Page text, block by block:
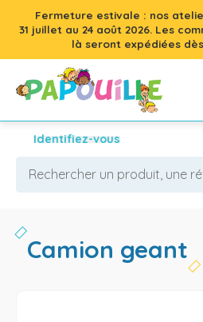
Fermeture estivale : nos
31 juillet au 24 août 2026. Les
là seront expédiées
Identifiez-vous
camion geant